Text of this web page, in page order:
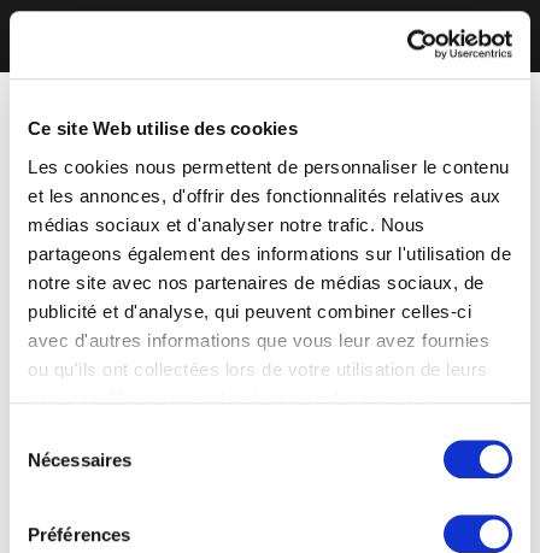
Ce site Web utilise des cookies
Les cookies nous permettent de personnaliser le contenu
et les annonces, d'offrir des fonctionnalités relatives aux
médias sociaux et d'analyser notre trafic. Nous
partageons également des informations sur l'utilisation de
notre site avec nos partenaires de médias sociaux, de
publicité et d'analyse, qui peuvent combiner celles-ci
avec d'autres informations que vous leur avez fournies
ou qu'ils ont collectées lors de votre utilisation de leurs
Nécessaires
Préférences